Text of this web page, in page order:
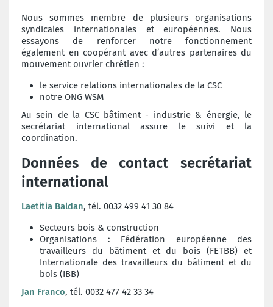
Nous sommes membre de plusieurs organisations
syndicales internationales et européennes. Nous
essayons de renforcer notre fonctionnement
également en coopérant avec d’autres partenaires du
mouvement ouvrier chrétien :
le service relations internationales de la CSC
notre ONG WSM
Au sein de la CSC bâtiment - industrie & énergie, le
secrétariat international assure le suivi et la
coordination.
Données de contact secrétariat
international
Laetitia Baldan, tél. 0032 499 41 30 84
Secteurs bois & construction
Organisations : Fédération européenne des
travailleurs du bâtiment et du bois (FETBB) et
Internationale des travailleurs du bâtiment et du
bois (IBB)
Jan Franco, tél. 0032 477 42 33 34